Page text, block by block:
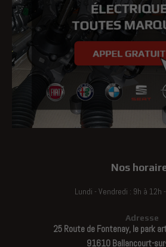
Nos
Lundi - Vendredi : 9h à 12h
Adresse
25 Route de Fontenay, le park
91610 Ballancourt-